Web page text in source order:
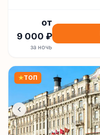
от
9 000 ₽
за ночь
★ТОП